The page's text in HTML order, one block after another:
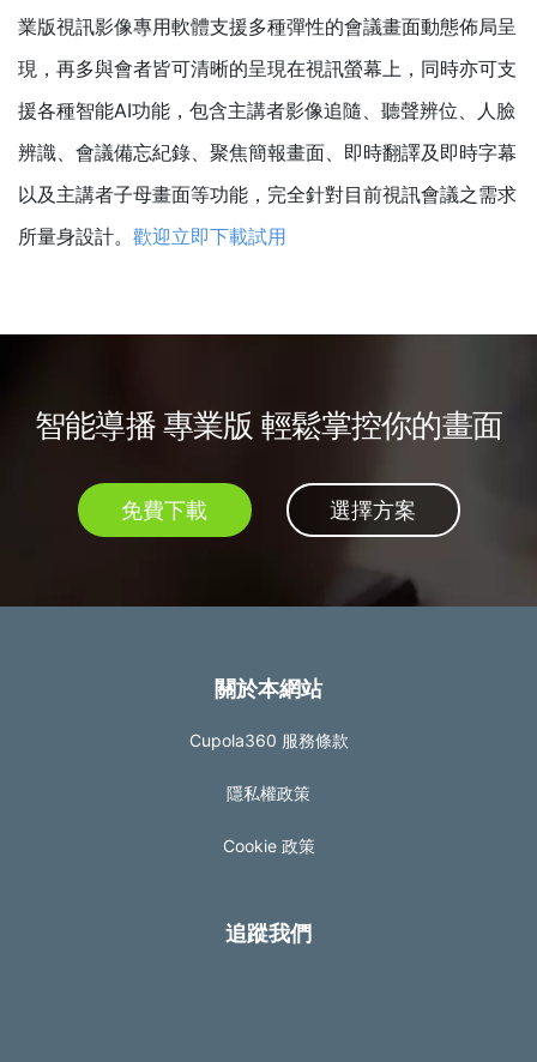
業版視訊影像專用軟體支援多種彈性的會議畫面動態佈局呈
現，再多與會者皆可清晰的呈現在視訊螢幕上，同時亦可支
援各種智能AI功能，包含主講者影像追隨、聽聲辨位、人臉
辨識、會議備忘紀錄、聚焦簡報畫面、即時翻譯及即時字幕
以及主講者子母畫面等功能，完全針對目前視訊會議之需求
所量身設計。 歡迎立即下載試用
智能導播 專業版 輕鬆掌控你的畫面
免費下載 選擇方案
關於本網站
Cupola360 服務條款
隱私權政策
Cookie 政策
追蹤我們